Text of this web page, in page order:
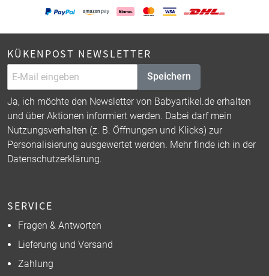
KÜKENPOST NEWSLETTER
Speichern
Ja, ich möchte den Newsletter von Babyartikel.de erhalten
und über Aktionen informiert werden. Dabei darf mein
Nutzungsverhalten (z. B. Öffnungen und Klicks) zur
Personalisierung ausgewertet werden. Mehr finde ich in der
Datenschutzerklärung.
SERVICE
Fragen & Antworten
Lieferung und Versand
Zahlung